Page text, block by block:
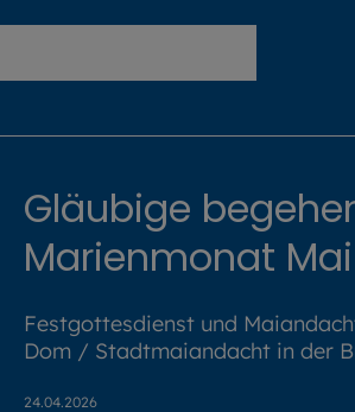
Gläubige
Marienmonat Mai
Festgottesdienst und
Dom / Stadtmaiandacht in der
24.04.2026